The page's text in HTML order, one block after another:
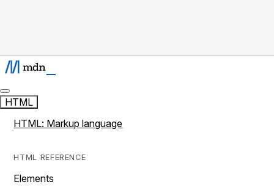
HTML
HTML: Markup language
HTML REFERENCE
Elements